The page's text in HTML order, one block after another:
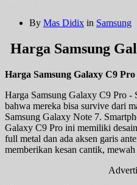
By Mas Didix in Samsung
Harga Samsung
Harga Samsung Galaxy C9
Harga Samsung Galaxy C9 Pro -
bahwa mereka bisa survive dari
Samsung Galaxy Note 7.
Galaxy C9 Pro ini memiliki
full metal dan ada aksen garis
memberikan kesan cantik, mewah